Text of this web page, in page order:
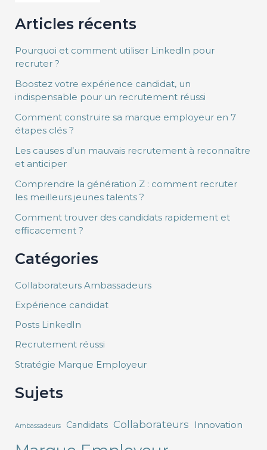
Articles récents
Pourquoi et comment utiliser LinkedIn pour
recruter ?
Boostez votre expérience candidat, un
indispensable pour un recrutement réussi
Comment construire sa marque employeur en 7
étapes clés ?
Les causes d’un mauvais recrutement à reconnaître
et anticiper
Comprendre la génération Z : comment recruter
les meilleurs jeunes talents ?
Comment trouver des candidats rapidement et
efficacement ?
Catégories
Collaborateurs Ambassadeurs
Expérience candidat
Posts LinkedIn
Recrutement réussi
Stratégie Marque Employeur
Sujets
Ambassadeurs Candidats Collaborateurs Innovation